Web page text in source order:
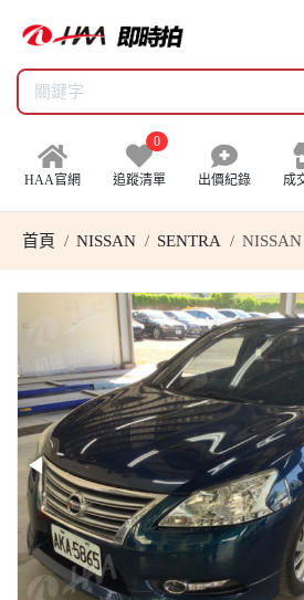
HAA官網
0
追蹤清單 出價紀錄 成
首頁 NISSAN SENTRA